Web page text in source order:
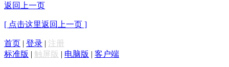
返回上一页
[ 点击这里返回上一页 ]
首页 | 登录 | 注册
标准版 | 触屏版 | 电脑版 | 客户端